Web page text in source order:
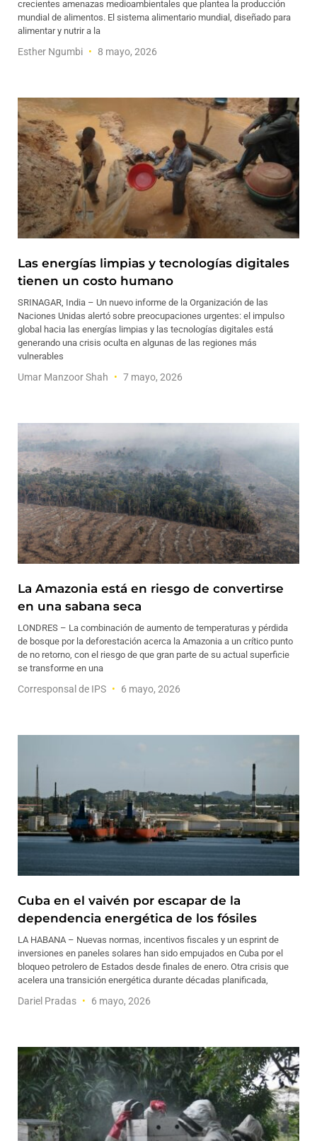
crecientes amenazas medioambientales que plantea la producción
mundial de alimentos. El sistema alimentario mundial, diseñado para
alimentar y nutrir a la
Esther Ngumbi 8 mayo, 2026
Las energías limpias y tecnologías digitales
tienen un costo humano
SRINAGAR, India – Un nuevo informe de la Organización de las
Naciones Unidas alertó sobre preocupaciones urgentes: el impulso
global hacia las energías limpias y las tecnologías digitales está
generando una crisis oculta en algunas de las regiones más
vulnerables
Umar Manzoor Shah 7 mayo, 2026
La Amazonia está en riesgo de convertirse
en una sabana seca
LONDRES – La combinación de aumento de temperaturas y pérdida
de bosque por la deforestación acerca la Amazonia a un crítico punto
de no retorno, con el riesgo de que gran parte de su actual superficie
se transforme en una
Corresponsal de IPS 6 mayo, 2026
Cuba en el vaivén por escapar de la
dependencia energética de los fósiles
LA HABANA – Nuevas normas, incentivos fiscales y un esprint de
inversiones en paneles solares han sido empujados en Cuba por el
bloqueo petrolero de Estados desde finales de enero. Otra crisis que
acelera una transición energética durante décadas planificada,
Dariel Pradas 6 mayo, 2026